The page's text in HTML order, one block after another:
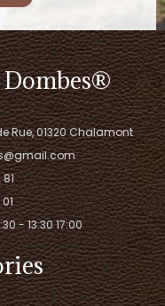
Dombes®
Rue, 01320 Chalamont
- 13:30 17:00​